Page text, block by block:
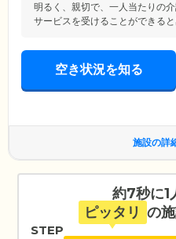
明るく、親切で、一人当たりの
サービスを受けることができる
空き状況を知る
施設の詳
約7秒に1
ピッタリ の
STEP